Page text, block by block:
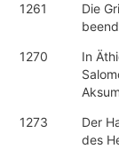
1261
Die
1270
In
1273
Der
des